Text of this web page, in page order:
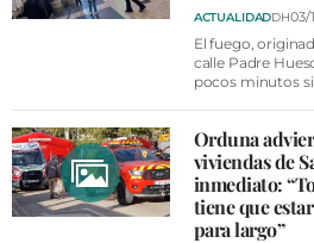
ACTUALIDADDH03/
El fuego,
calle Padre
pocos minutos
Orduna
viviendas de
inmediato:
tiene que
para largo”